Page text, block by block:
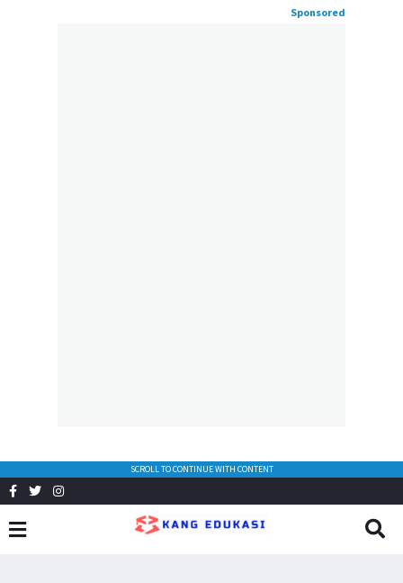
Sponsored
SCROLL TO CONTINUE WITH CONTENT